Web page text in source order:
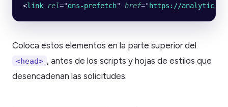
<link rel="dns-prefetch" href=" https://
Coloca estos elementos en la parte superior del
<head> , antes de los scripts y hojas de estilos que
desencadenan las solicitudes.